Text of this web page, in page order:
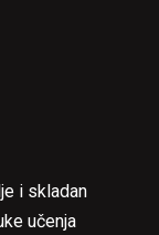
i skladan
učenja